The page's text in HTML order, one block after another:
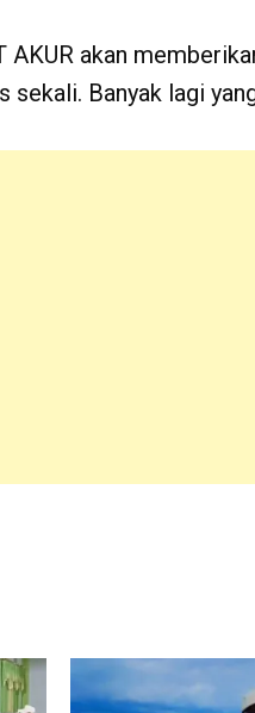
AKUR akan
sekali. Banyak lagi